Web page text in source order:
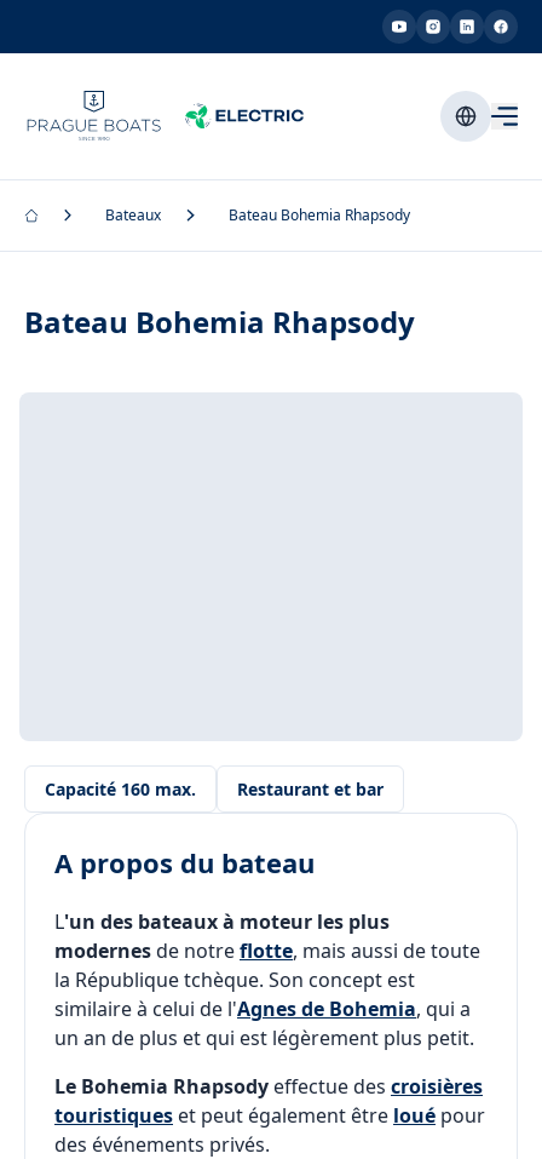
Bateaux Bateau Bohemia Rhapsody
Bateau Bohemia Rhapsody
Capacité 160 max. Restaurant et bar
A propos du bateau
L'un des bateaux à moteur les plus
modernesde notreflotte, mais aussi de toute
la République tchèque. Son concept est
similaire à celui de l'Agnes de Bohemia, qui a
un an de plus et qui est légèrement plus petit.
Le Bohemia Rhapsody effectue des croisières
touristiques et peut également être loué pour
des événements privés.